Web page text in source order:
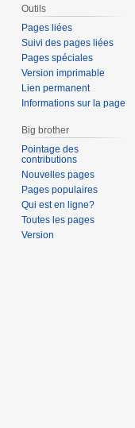
Outils
Pages liées
Suivi des pages liées
Pages spéciales
Version imprimable
Lien permanent
Informations sur la page
Big brother
Pointage des
contributions
Nouvelles pages
Pages populaires
Qui est en ligne?
Toutes les pages
Version